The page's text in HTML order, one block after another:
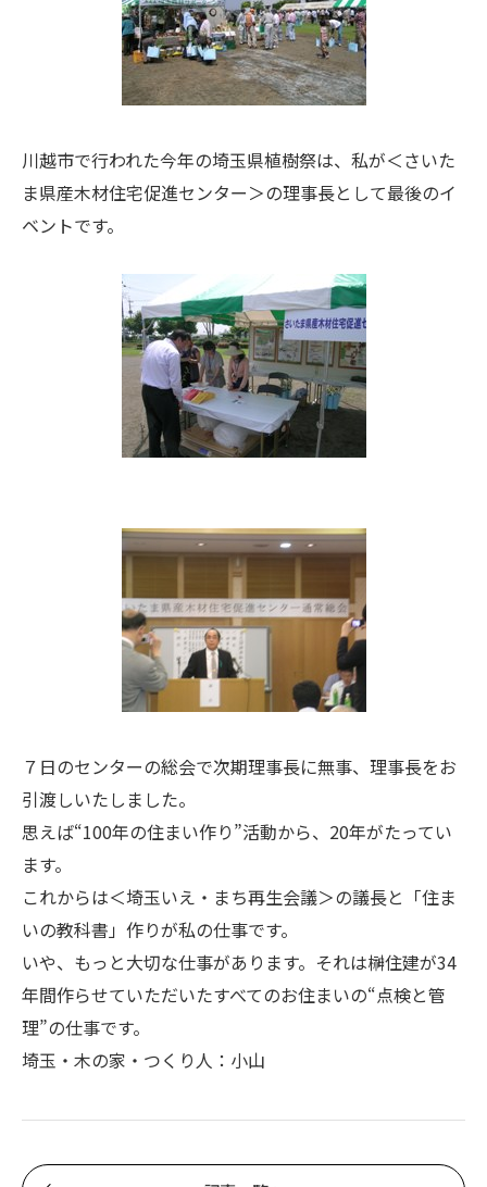
川越市で行われた今年の埼玉県植樹祭は、私が＜さいた
ま県産木材住宅促進センター＞の理事長として最後のイ
ベントです。
７日のセンターの総会で次期理事長に無事、理事長をお
引渡しいたしました。
思えば“100年の住まい作り”活動から、20年がたってい
ます。
これからは＜埼玉いえ・まち再生会議＞の議長と「住ま
いの教科書」作りが私の仕事です。
いや、もっと大切な仕事があります。それは榊住建が34
年間作らせていただいたすべてのお住まいの“点検と管
理”の仕事です。
埼玉・木の家・つくり人：小山